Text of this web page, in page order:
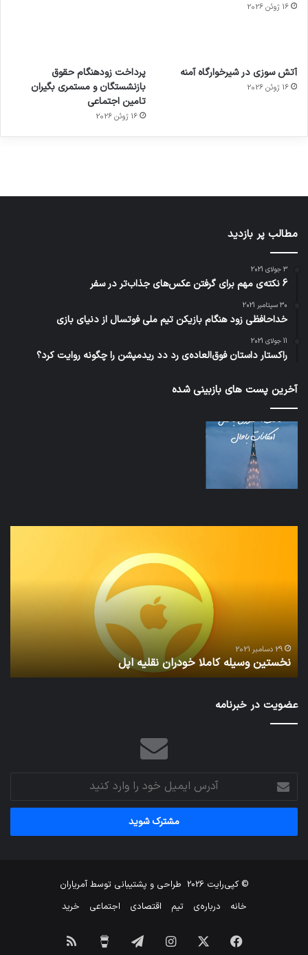
16 ژوئن 2026
آتش سوزی در شیرخوارگاه آمنه
16 ژوئن 2026
پرداخت زودهنگام حقوق
بازنشستگان و مستمری بگیران
تامین اجتماعی
16 ژوئن 2026
برای
کشف
توسط
مجازی
…
ساعت
هوشمند
با طعم
توسط
ژاکت
در
های
2023
توسط
مطالب پر بازدید
3 جولای 2021
6 نکته‌ی مهم برای گرفتن عکس‌های جذاب‌تر در سفر
30 سپتامبر 2021
خداحافظی زود هنگام بازیکن تیم ملی فوتسال از دنیای بازی
11 جولای 2021
راکستار داستان فوق‌العاده‌ی رد دد ریدمپشن را چگونه روایت کرد؟
آخرین پست های بازبینی شده
کاملا خودران نقلیه اپل
عضویت در خبرنامه
آدرس
ایمیل
خود
وارد
© کپی‌رایت 2026 طراحی و پشتیبانی توسطآمریاران
خانه
درباره‌ی تیم اقتصادی اجتماعی خرید
فیس اینستاگرامتلگرام خوراک